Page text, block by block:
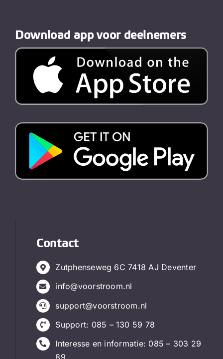
Download app voor deelnemers
Contact
Zutphenseweg 6C 7418 AJ Deventer
info@voorstroom.nl
support@voorstroom.nl
Support: 085 – 130 59 78
Interesse en informatie: 085 – 303 29
89